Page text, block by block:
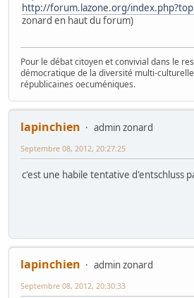
http://forum.lazone.org/
zonard en haut du forum)
Pour le débat citoyen et convivial dans le
démocratique de la diversité multi-
républicaines oecuméniques.
lapinchien
admin zonard
Septembre 08, 2012, 20:27:25
c'est une habile tentative d'entschluss
lapinchien
admin zonard
Septembre 08, 2012, 20:30:33